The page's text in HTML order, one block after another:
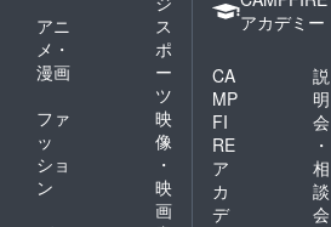
アニ
メ・
漫画
ス
ポ
ー
ツ
ファ
ッ
ショ
ン
映
像
・
映
画
アカデミー
CA
MP
FI
RE
ア
カ
デ
説
明
会
・
相
談
会